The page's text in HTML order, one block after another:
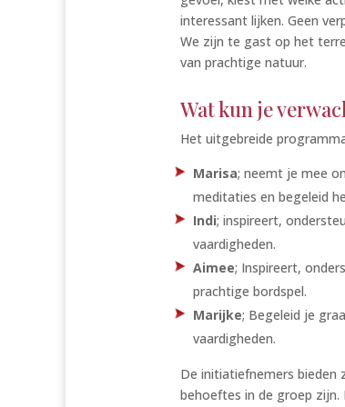
interessant lijken. Geen
We zijn te gast op het
van prachtige natuur.
Wat kun je
Het uitgebreide
Marisa; neemt je mee
meditaties en begeleid
Indi; inspireert,
vaardigheden.
Aimee; Inspireert,
prachtige bordspel.
Marijke; Begeleid je
vaardigheden.
De initiatiefnemers bieden
behoeftes in de groep zijn.